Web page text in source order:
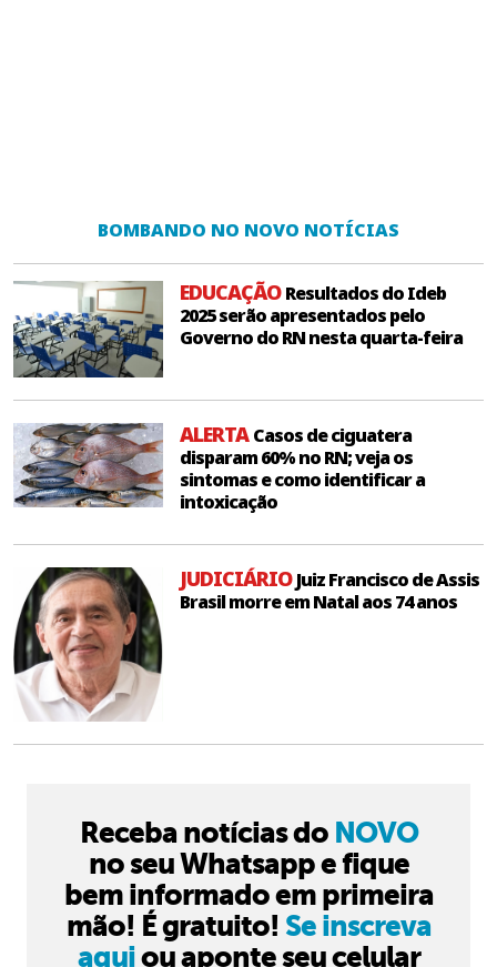
BOMBANDO NO NOVO NOTÍCIAS
EDUCAÇÃOResultados do Ideb
2025 serão apresentados pelo
Governo do RN nesta quarta-feira
ALERTACasos de ciguatera
disparam 60% no RN; veja os
sintomas e como identificar a
intoxicação
JUDICIÁRIOJuiz Francisco de Assis
Brasil morre em Natal aos 74 anos
Receba notícias do NOVO
no seu Whatsapp e fique
bem informado em primeira
mão! É gratuito! Se inscreva
aquiou aponte seu celular